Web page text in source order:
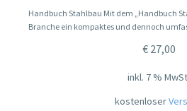
Handbuch Stahlbau Mit dem „Handbuch
Branche ein kompaktes und dennoch
€27,00
inkl. 7 %
kostenloser